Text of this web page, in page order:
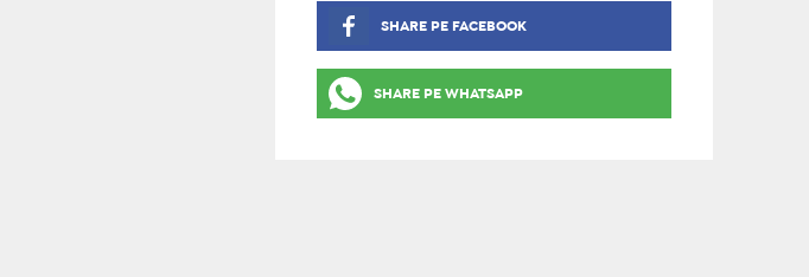
SHARE PE FACEBOOK
SHARE PE WHATSAPP